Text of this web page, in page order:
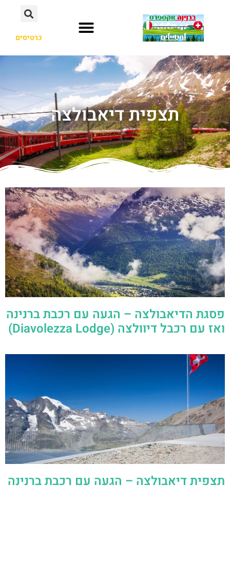
כרטיסים
תצפית דיאבולצה
פסגת הדיאבולצה – הגעה עם רכבת ברנינה
ואז עם רכבל דיוולצה (Diavolezza Lodge)
תצפית דיאבולצה – הגעה עם רכבת ברנינה